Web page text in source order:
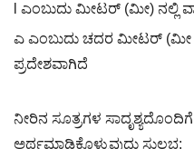
l ಎಂಬುದು ಮೀಟರ್ (ಮೀ) ನಲ್ಲಿ
ಎ ಎಂಬುದು ಚದರ ಮೀಟರ್ (ಮೀ
ಪ್ರದೇಶವಾಗಿದೆ
ನೀರಿನ ಸೂತ್ರಗಳ
ಅರ್ಥಮಾಡಿಕೊಳ್ಳುವುದು ಸುಲಭ: